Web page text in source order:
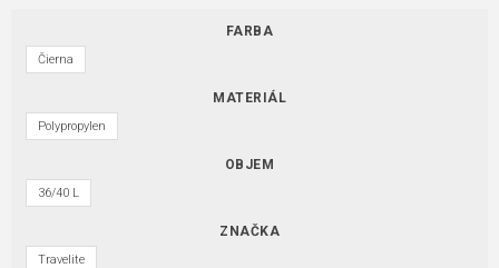
FARBA
Čierna
MATERIÁL
Polypropylen
OBJEM
36/40 L
ZNAČKA
Travelite